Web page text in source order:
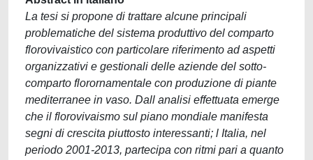
La tesi si propone di trattare alcune principali
problematiche del sistema produttivo del comparto
florovivaistico con particolare riferimento ad aspetti
organizzativi e gestionali delle aziende del sotto-
comparto florornamentale con produzione di piante
mediterranee in vaso. Dall analisi effettuata emerge
che il florovivaismo sul piano mondiale manifesta
segni di crescita piuttosto interessanti; l Italia, nel
periodo 2001-2013, partecipa con ritmi pari a quanto